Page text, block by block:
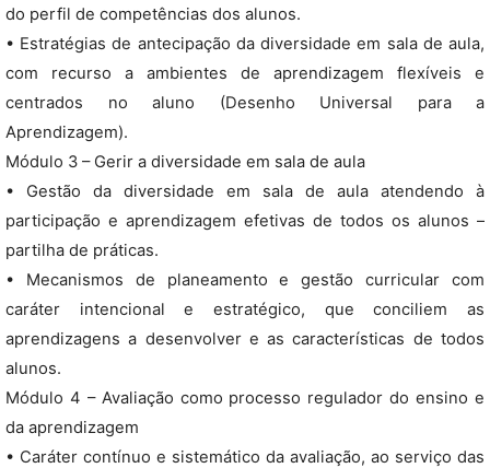
do perfil de competências dos alunos.
• Estratégias de antecipação da diversidade em sala de aula,
com recurso a ambientes de aprendizagem flexíveis e
centrados no aluno (Desenho Universal para a
Aprendizagem).
Módulo 3 – Gerir a diversidade em sala de aula
• Gestão da diversidade em sala de aula atendendo à
participação e aprendizagem efetivas de todos os alunos –
partilha de práticas.
• Mecanismos de planeamento e gestão curricular com
caráter intencional e estratégico, que conciliem as
aprendizagens a desenvolver e as características de todos
alunos.
Módulo 4 – Avaliação como processo regulador do ensino e
da aprendizagem
• Caráter contínuo e sistemático da avaliação, ao serviço das